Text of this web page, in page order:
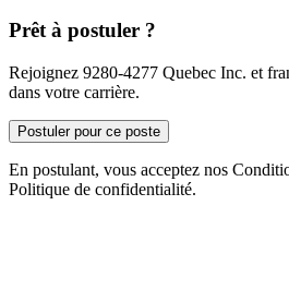
Prêt à postuler ?
Rejoignez 9280-4277 Quebec Inc. et
dans votre carrière.
Postuler pour ce poste
En postulant, vous acceptez nos
Politique de confidentialité.